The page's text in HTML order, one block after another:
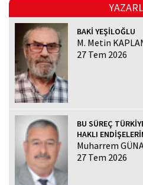
BAKİ YEŞİLOĞLU
M. Metin
27 Tem 2026
BU SÜREÇ
HAKLI
Muharrem
27 Tem 2026